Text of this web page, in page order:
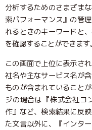
TEL: 046-250-
月～金曜日 9:00～17:00
分析するためのさまざま
索パフォーマンス』の管
れるときのキーワードと
を確認することができます。
この画面で上位に表示さ
社名や主なサービス名が
ものが含まれていること
ジの場合は『株式会社コ
作』など、検索結果に反
た文言以外に、『インタ